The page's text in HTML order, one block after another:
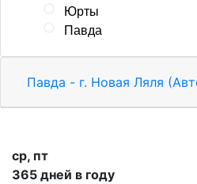
Юрты
Павда
Павда - г. Новая Ляля
ср, пт
365 дней в году